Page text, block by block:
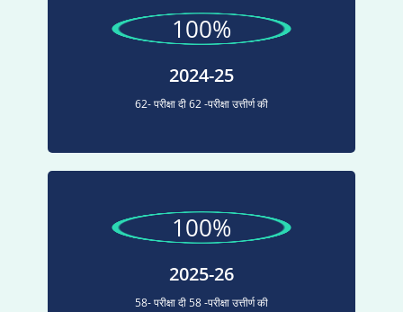
100%
2024-25
62- परीक्षा दी 62 -परीक्षा उत्तीर्ण की
100%
2025-26
58- परीक्षा दी 58 -परीक्षा उत्तीर्ण की